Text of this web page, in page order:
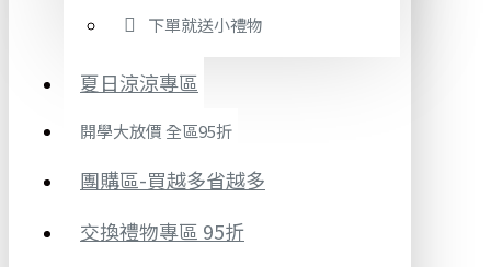
下單就送小禮物
夏日涼涼專區
開學大放價 全區95折
團購區-買越多省越多
交換禮物專區 95折